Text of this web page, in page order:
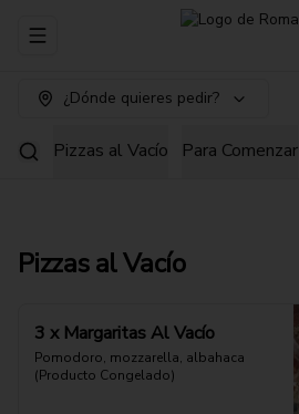
Abrir menu de navegación
¿Dónde quieres pedir?
Pizzas al Vacío Para Comenzar
Pizzas al Vacío
3 x Margaritas Al Vacío
Pomodoro, mozzarella, albahaca
(Producto Congelado)